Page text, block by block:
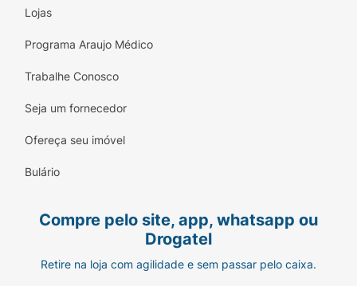
Lojas
Programa Araujo Médico
Trabalhe Conosco
Seja um fornecedor
Ofereça seu imóvel
Bulário
Compre pelo site, app, whatsapp ou
Drogatel
Retire na loja com agilidade e sem passar pelo caixa.